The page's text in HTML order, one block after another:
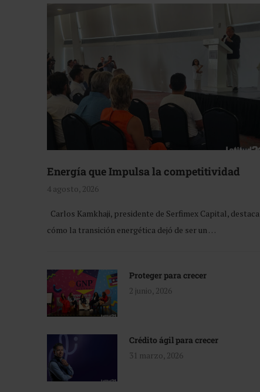
Energía que Impulsa la competitividad
4 agosto, 2026
Carlos Kamkhaji, presidente de Serfimex Capital, destaca
cómo la transición energética dejó de ser un …
Proteger para crecer
2 junio, 2026
Crédito ágil para crecer
31 marzo, 2026